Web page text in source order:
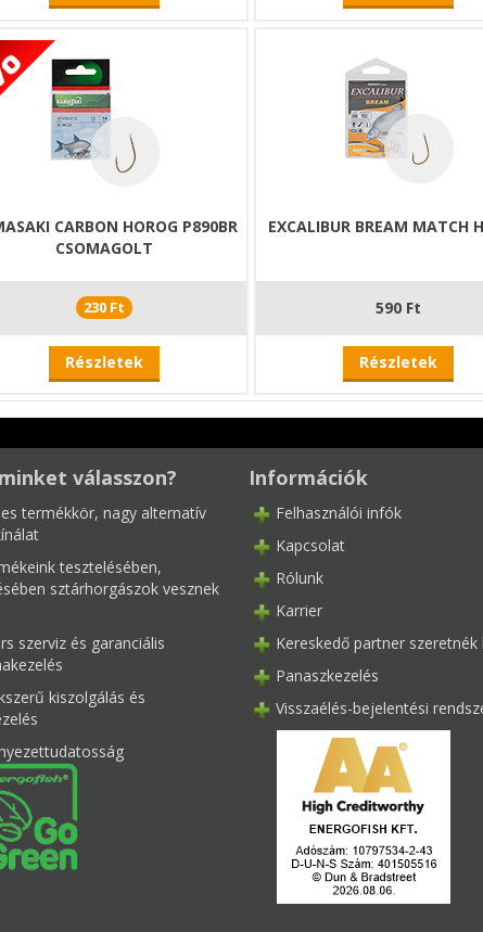
CARBON HOROG P890BR
CSOMAGOLT
230 Ft
Részletek
EXCALIBUR BREAM MATCH
590 Ft
Részletek
válasszon?
termékkör, nagy alternatív
tesztelésében,
sztárhorgászok vesznek
szerviz és garanciális
kiszolgálás és
Információk
Felhasználói infók
Kapcsolat
Rólunk
Karrier
Kereskedő partner szeretnék
Panaszkezelés
Visszaélés-bejelentési